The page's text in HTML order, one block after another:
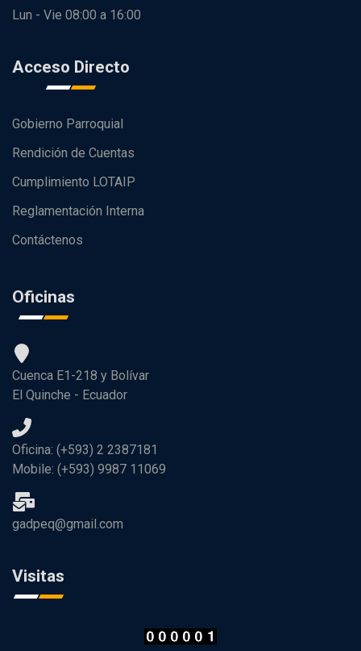
Lun - Vie 08:00 a 16:00
Acceso Directo
Gobierno Parroquial
Rendición de Cuentas
Cumplimiento LOTAIP
Reglamentación Interna
Contáctenos
Oficinas
Cuenca E1-218 y Bolívar
El Quinche - Ecuador
Oficina: (+593) 2 2387181
Mobile: (+593) 9987 11069
gadpeq@gmail.com
Visitas